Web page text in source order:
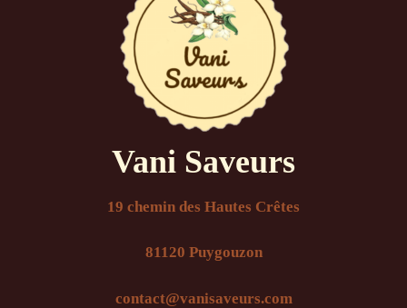
Vani Saveurs
19 chemin des Hautes Crêtes
81120 Puygouzon
contact@vanisaveurs.com